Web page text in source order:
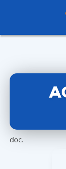
doc.